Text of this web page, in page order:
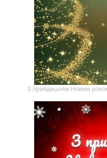
З прийдешнім Новим